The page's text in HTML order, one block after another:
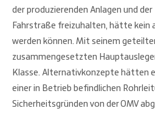
der produzierenden Anlagen und
Fahrstraße freizuhalten, hätte kein
werden können. Mit seinem
zusammengesetzten
Klasse. Alternativkonzepte hätten
einer in Betrieb befindlichen
Sicherheitsgründen von der OMV